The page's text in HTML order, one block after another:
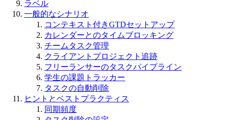
ラベル
一般的なシナリオ
コンテキスト付きGTDセットアップ
カレンダーとのタイムブロッキング
チームタスク管理
クライアントプロジェクト追跡
フリーランサーのタスクパイプライン
学生の課題トラッカー
タスクの自動削除
ヒントとベストプラクティス
同期頻度